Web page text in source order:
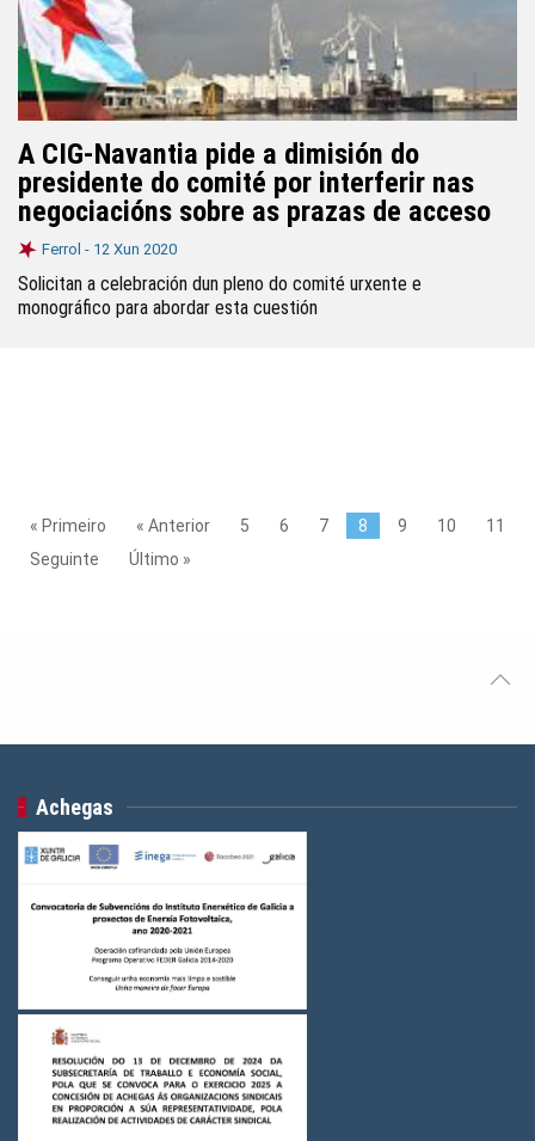
A CIG-Navantia pide a dimisión do
presidente do comité por interferir nas
negociacións sobre as prazas de acceso
Ferrol - 12 Xun 2020
Solicitan a celebración dun pleno do comité urxente e
monográfico para abordar esta cuestión
« Primeiro « Anterior 5 6 7 8 9 10
11
Seguinte
Último »
Achegas